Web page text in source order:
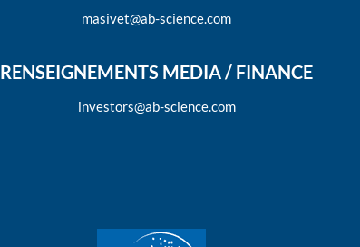
masivet@ab-science.com
RENSEIGNEMENTS MEDIA / FINANCE
investors@ab-science.com